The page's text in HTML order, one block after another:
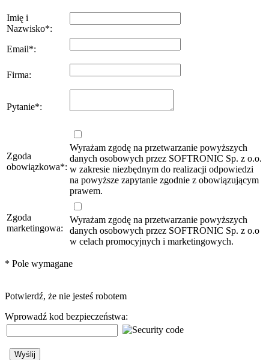
Imię i
Nazwisko*:
Email*:
Firma:
Pytanie*:
Zgoda
obowiązkowa*:
Wyrażam zgodę na przetwarzanie powyższych
danych osobowych przez SOFTRONIC Sp. z o.o.
w zakresie niezbędnym do realizacji odpowiedzi
na powyższe zapytanie zgodnie z obowiązującym
prawem.
Zgoda
marketingowa:
Wyrażam zgodę na przetwarzanie powyższych
danych osobowych przez SOFTRONIC Sp. z o.o
w celach promocyjnych i marketingowych.
* Pole wymagane
Potwierdź, że nie jesteś robotem
Wprowadź kod bezpieczeństwa: